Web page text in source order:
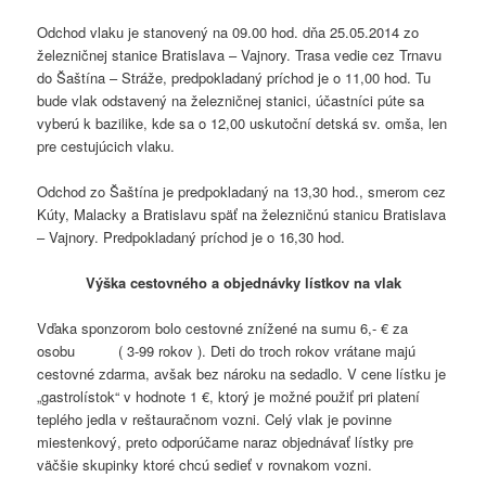
Odchod vlaku je stanovený na 09.00 hod. dňa 25.05.2014 zo
železničnej stanice Bratislava – Vajnory. Trasa vedie cez Trnavu
do Šaštína – Stráže, predpokladaný príchod je o 11,00 hod. Tu
bude vlak odstavený na železničnej stanici, účastníci púte sa
vyberú k bazilike, kde sa o 12,00 uskutoční detská sv. omša, len
pre cestujúcich vlaku.
Odchod zo Šaštína je predpokladaný na 13,30 hod., smerom cez
Kúty, Malacky a Bratislavu späť na železničnú stanicu Bratislava
– Vajnory. Predpokladaný príchod je o 16,30 hod.
Výška cestovného a objednávky lístkov na vlak
Vďaka sponzorom bolo cestovné znížené na sumu 6,- € za
osobu ( 3-99 rokov ). Deti do troch rokov vrátane majú
cestovné zdarma, avšak bez nároku na sedadlo. V cene lístku je
„gastrolístok“ v hodnote 1 €, ktorý je možné použiť pri platení
teplého jedla v reštauračnom vozni. Celý vlak je povinne
miestenkový, preto odporúčame naraz objednávať lístky pre
väčšie skupinky ktoré chcú sedieť v rovnakom vozni.